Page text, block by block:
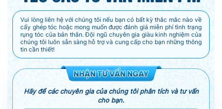
Vui lòng liên hệ với chúng tôi nếu bạn có bất kỳ thắc mắc nào về
cấy ghép tóc hoặc mong muốn được đánh giá miễn phí tình trạng
rụng tóc của bản thân. Đội ngũ chuyên gia giàu kinh nghiệm của
chúng tôi luôn sẵn sàng hỗ trợ và cung cấp cho bạn những thông
tin cần thiết!
Hãy để các chuyên gia của chúng tôi phân tích và tư vấn
cho bạn.